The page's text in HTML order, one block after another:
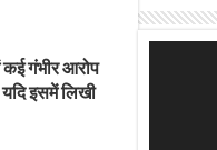
गंभीर आरोप
इसमें लिखी